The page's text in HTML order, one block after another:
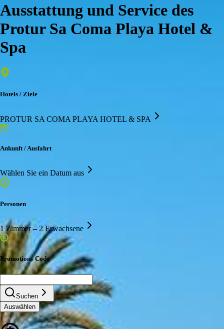
Ausstattung und Service des
Protur Sa Coma Playa Hotel &
Spa
Hotels / Ziele
PROTUR SA COMA PLAYA HOTEL & SPA
Ankunft / Ausfahrt
Wählen Sie ein Datum aus
Personen
1 Zimmer – 2 Erwachsene
Promotions-Code
Suchen
Auswählen